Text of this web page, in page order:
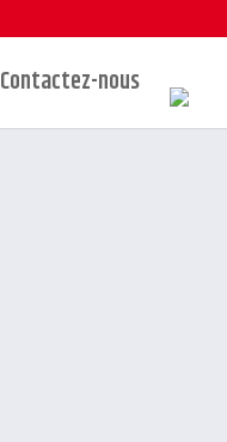
Contactez-nous